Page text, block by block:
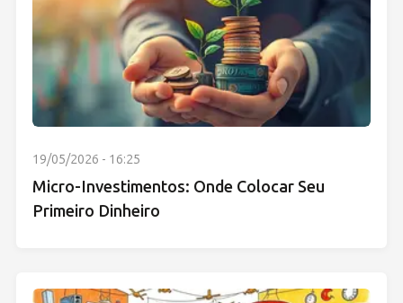
19/05/2026 - 16:25
Micro-Investimentos: Onde Colocar Seu
Primeiro Dinheiro